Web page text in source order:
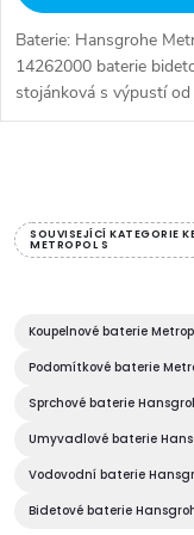
k
t
ů
k
t
Baterie: Hansgrohe
14262000 baterie
stojánková s výpustí
Hansgrohe. Série:
v
á
d
a
c
SOUVISEJÍCÍ KATEGORIE
METROPOL S
Koupelnové baterie
Podomítkové baterie
Sprchové baterie
Umyvadlové baterie
Vodovodní baterie
Bidetové baterie